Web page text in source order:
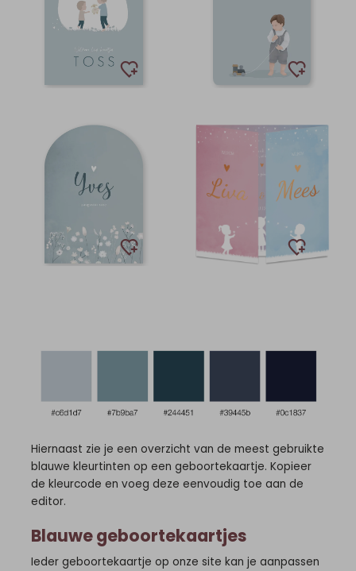
Hiernaast zie je een overzicht van de meest gebruikte
blauwe kleurtinten op een geboortekaartje. Kopieer
de kleurcode en voeg deze eenvoudig toe aan de
editor.
Blauwe geboortekaartjes
Ieder geboortekaartje op onze site kan je aanpassen